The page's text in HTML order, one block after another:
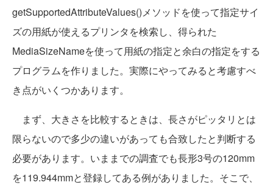
getSupportedAttributeValues()メソッドを使って指定サイ
ズの用紙が使えるプリンタを検索し、得られた
MediaSizeNameを使って用紙の指定と余白の指定をする
プログラムを作りました。実際にやってみると考慮すべ
き点がいくつかあります。
まず、大きさを比較するときは、長さがピッタリとは
限らないので多少の違いがあっても合致したと判断する
必要があります。いままでの調査でも長形3号の120mm
を119.944mmと登録してある例がありました。そこで、